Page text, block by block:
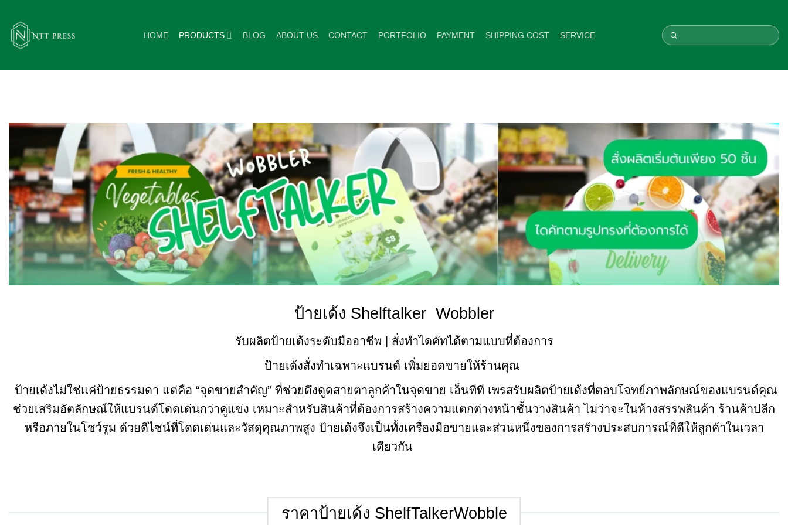
เนื้อหา
HOME PRODUCTS BLOG ABOUT US CONTACT PORTFOLIO PAYMENT SHIPPING COST SERVICE
ป้ายเด้ง Shelftalker Wobbler
รับผลิตป้ายเด้งระดับมืออาชีพ | สั่งทำไดคัทได้ตามแบบที่ต้องการ
ป้ายเด้งสั่งทำเฉพาะแบรนด์ เพิ่มยอดขายให้ร้านคุณ
ป้ายเด้งไม่ใช่แค่ป้ายธรรมดา แต่คือ “จุดขายสำคัญ” ที่ช่วยดึงดูดสายตาลูกค้าในจุดขาย เอ็นทีที เพรสรับผลิตป้ายเด้งที่ตอบโจทย์ภาพลักษณ์ของแบรนด์คุณ
ช่วยเสริมอัตลักษณ์ให้แบรนด์โดดเด่นกว่าคู่แข่ง เหมาะสำหรับสินค้าที่ต้องการสร้างความแตกต่างหน้าชั้นวางสินค้า ไม่ว่าจะในห้างสรรพสินค้า ร้านค้าปลีก
หรือภายในโชว์รูม ด้วยดีไซน์ที่โดดเด่นและวัสดุคุณภาพสูง ป้ายเด้งจึงเป็นทั้งเครื่องมือขายและส่วนหนึ่งของการสร้างประสบการณ์ที่ดีให้ลูกค้าในเวลา
เดียวกัน
ราคาป้ายเด้ง ShelfTalkerWobble